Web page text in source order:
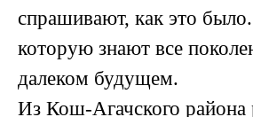
спрашивают, как это
которую знают все
далеком будущем.
Из Кош-Агачского района